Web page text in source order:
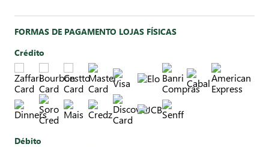
FORMAS DE PAGAMENTO LOJAS FÍSICAS
Crédito
Débito